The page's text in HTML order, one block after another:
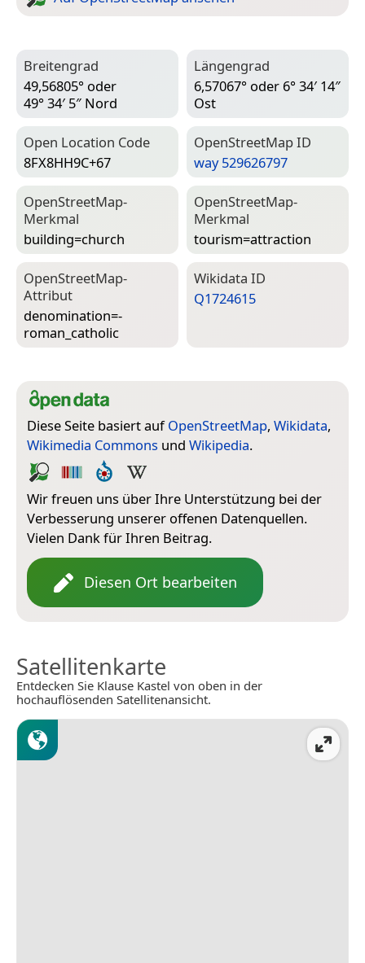
Breitengrad
49,56805° oder
49° 34′ 5″ Nord
Längengrad
6,57067° oder 6° 34′ 14″
Ost
Open Location Code
8FX8HH9C+67
Open­Street­Map ID
way 529626797
Open­Street­Map-
Merkmal
building=­church
Open­Street­Map-
Merkmal
tourism=­attraction
Open­Street­Map-
Attribut
denomination=­
roman_catholic
Wiki­data ID
Q1724615
Diese Seite basiert aufOpenStreetMap, Wikidata,
Wikimedia Commons und Wikipedia.
Wir freuen uns über Ihre Unterstützung bei der
Verbesserung unserer offenen Datenquellen.
Vielen Dank für Ihren Beitrag.
Diesen Ort bearbeiten
Satellitenkarte
Entdecken Sie Klause Kastel von oben in der
hochauflösenden Satellitenansicht.